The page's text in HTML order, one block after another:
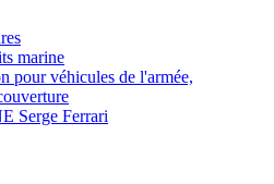
marine
pour véhicules de l'armée,
Serge Ferrari